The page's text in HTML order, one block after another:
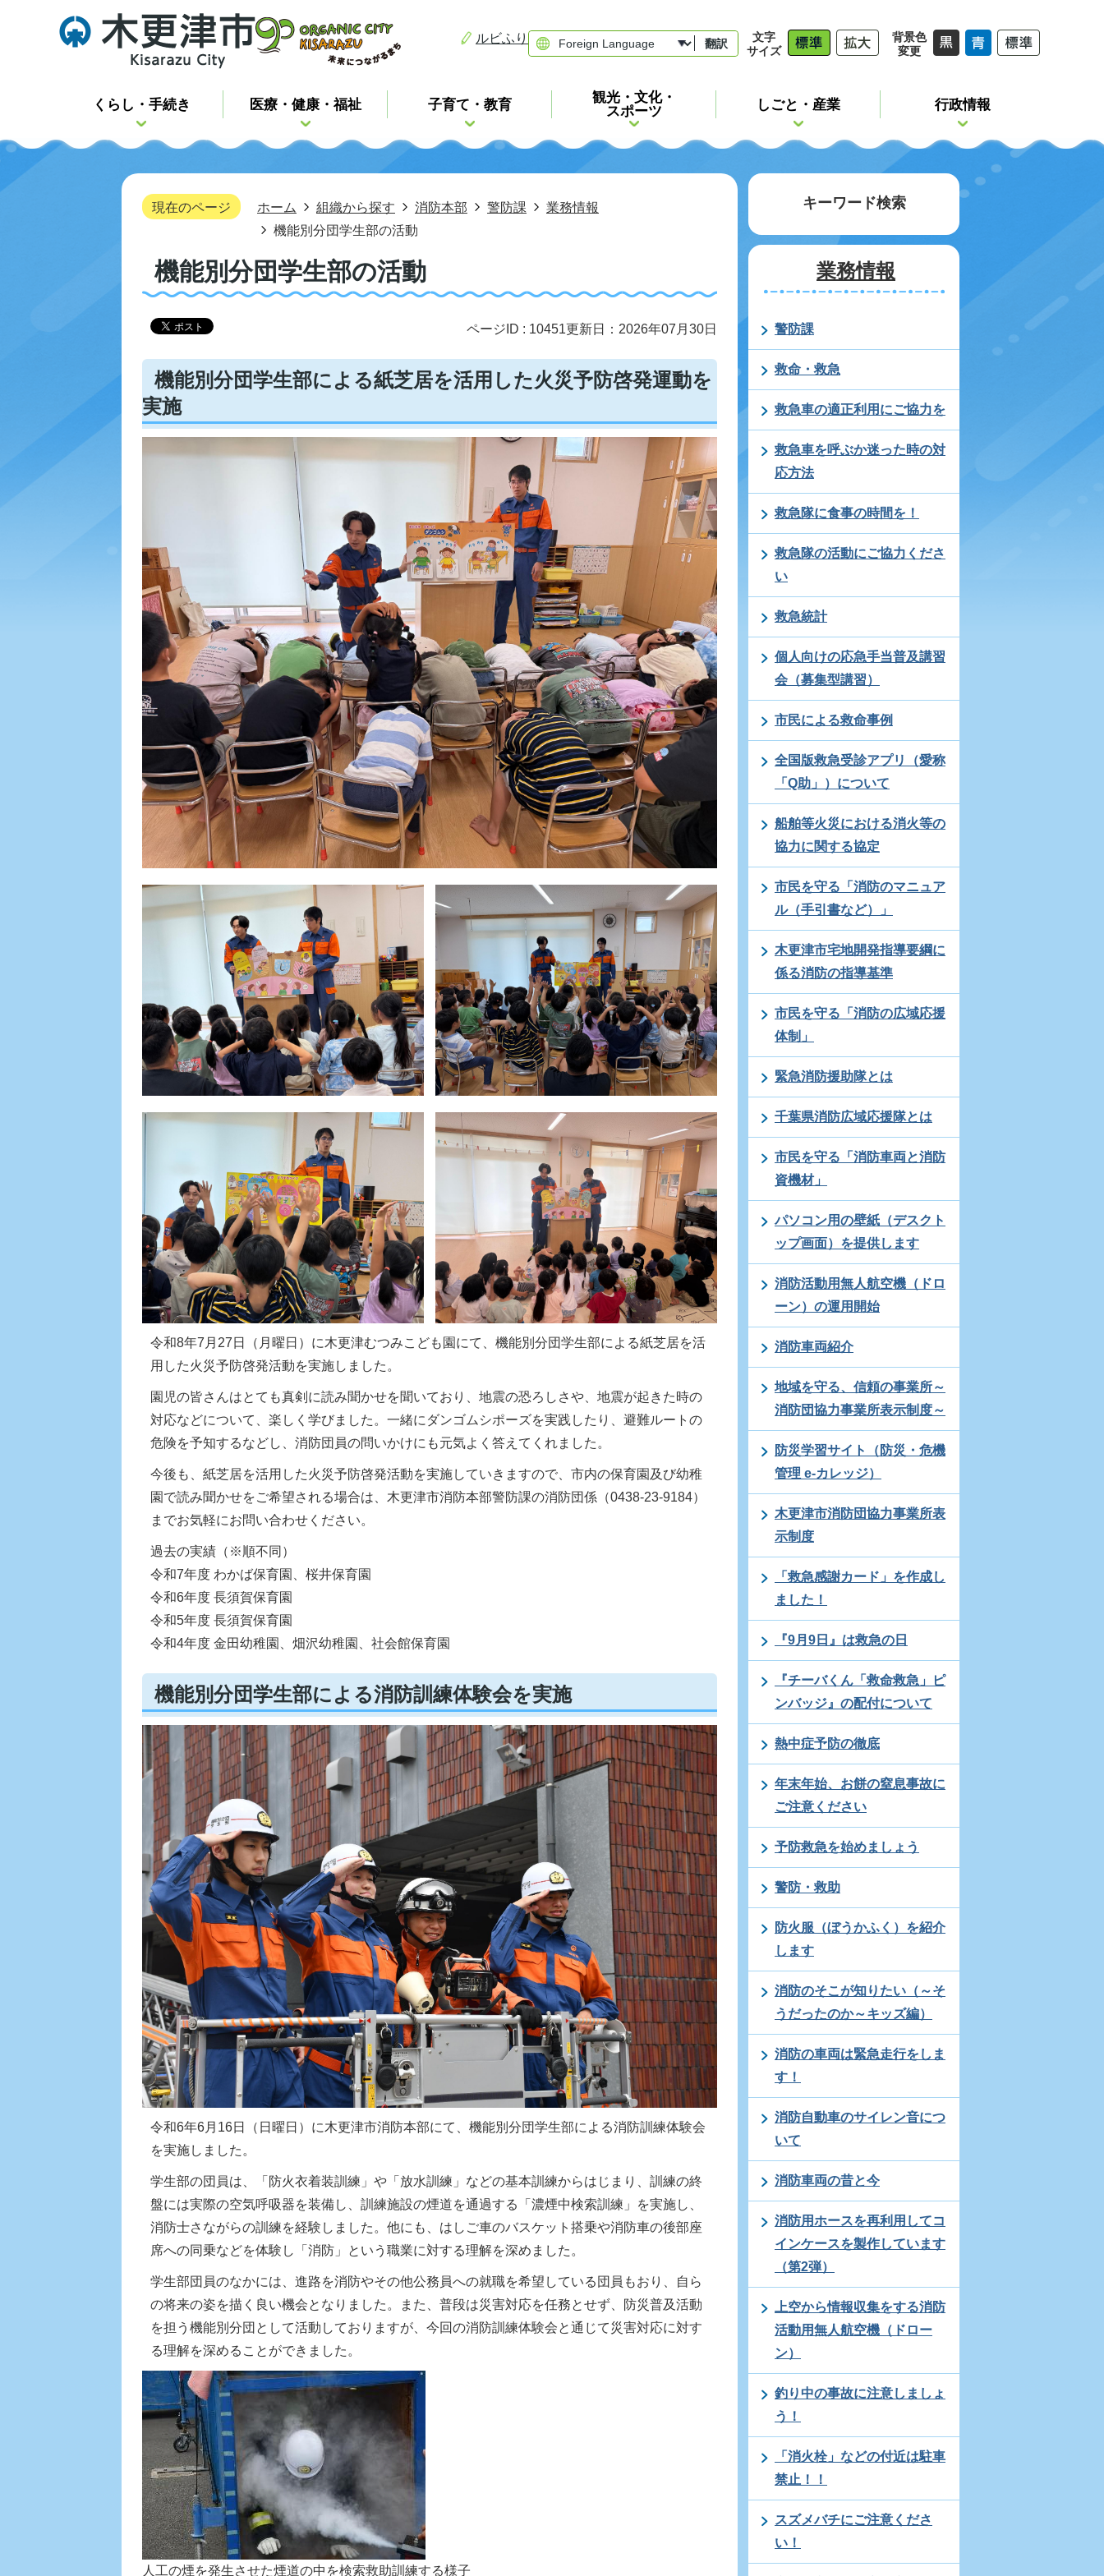
ルビふり 翻訳
文字
サイズ
背景色
変更
くらし・手続き 医療・健康・福祉 子育て・教育
観光・文化・
スポーツ
しごと・産業 行政情報
現在のページ ホーム 組織から探す 消防本部 警防課
業務情報
機能別分団学生部の活動
機能別分団学生部の活動
ページID : 10451更新日：2026年07月30日
機能別分団学生部による紙芝居を活用した火災予防啓発運動を
実施
令和8年7月27日（月曜日）に木更津むつみこども園にて、機能別分団学生部による紙芝居を活
用した火災予防啓発活動を実施しました。
園児の皆さんはとても真剣に読み聞かせを聞いており、地震の恐ろしさや、地震が起きた時の
対応などについて、楽しく学びました。一緒にダンゴムシポーズを実践したり、避難ルートの
危険を予知するなどし、消防団員の問いかけにも元気よく答えてくれました。
今後も、紙芝居を活用した火災予防啓発活動を実施していきますので、市内の保育園及び幼稚
園で読み聞かせをご希望される場合は、木更津市消防本部警防課の消防団係（0438-23-9184）
までお気軽にお問い合わせください。
過去の実績（※順不同）
令和7年度 わかば保育園、桜井保育園
令和6年度 長須賀保育園
令和5年度 長須賀保育園
令和4年度 金田幼稚園、畑沢幼稚園、社会館保育園
機能別分団学生部による消防訓練体験会を実施
令和6年6月16日（日曜日）に木更津市消防本部にて、機能別分団学生部による消防訓練体験会
を実施しました。
学生部の団員は、「防火衣着装訓練」や「放水訓練」などの基本訓練からはじまり、訓練の終
盤には実際の空気呼吸器を装備し、訓練施設の煙道を通過する「濃煙中検索訓練」を実施し、
消防士さながらの訓練を経験しました。他にも、はしご車のバスケット搭乗や消防車の後部座
席への同乗などを体験し「消防」という職業に対する理解を深めました。
学生部団員のなかには、進路を消防やその他公務員への就職を希望している団員もおり、自ら
の将来の姿を描く良い機会となりました。また、普段は災害対応を任務とせず、防災普及活動
を担う機能別分団として活動しておりますが、今回の消防訓練体験会と通じて災害対応に対す
る理解を深めることができました。
人工の煙を発生させた煙道の中を検索救助訓練する様子
キーワード検索
業務情報
警防課
救命・救急
救急車の適正利用にご協力を
救急車を呼ぶか迷った時の対
応方法
救急隊に食事の時間を！
救急隊の活動にご協力くださ
い
救急統計
個人向けの応急手当普及講習
会（募集型講習）
市民による救命事例
全国版救急受診アプリ（愛称
「Q助」）について
船舶等火災における消火等の
協力に関する協定
市民を守る「消防のマニュア
ル（手引書など）」
木更津市宅地開発指導要綱に
係る消防の指導基準
市民を守る「消防の広域応援
体制」
緊急消防援助隊とは
千葉県消防広域応援隊とは
市民を守る「消防車両と消防
資機材」
パソコン用の壁紙（デスクト
ップ画面）を提供します
消防活動用無人航空機（ドロ
ーン）の運用開始
消防車両紹介
地域を守る、信頼の事業所～
消防団協力事業所表示制度～
防災学習サイト（防災・危機
管理 e-カレッジ）
木更津市消防団協力事業所表
示制度
「救急感謝カード」を作成し
ました！
『9月9日』は救急の日
『チーバくん「救命救急」ピ
ンバッジ』の配付について
熱中症予防の徹底
年末年始、お餅の窒息事故に
ご注意ください
予防救急を始めましょう
警防・救助
防火服（ぼうかふく）を紹介
します
消防のそこが知りたい（～そ
うだったのか～キッズ編）
消防の車両は緊急走行をしま
す！
消防自動車のサイレン音につ
いて
消防車両の昔と今
消防用ホースを再利用してコ
インケースを製作しています
（第2弾）
上空から情報収集をする消防
活動用無人航空機（ドロー
ン）
釣り中の事故に注意しましょ
う！
「消火栓」などの付近は駐車
禁止！！
スズメバチにご注意くださ
い！